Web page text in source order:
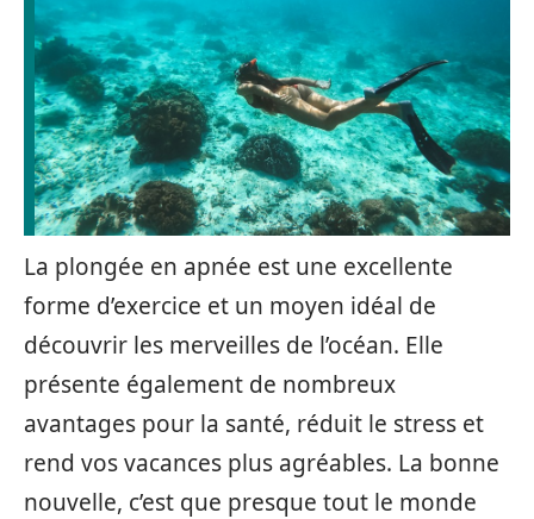
La plongée en apnée est une excellente
forme d’exercice et un moyen idéal de
découvrir les merveilles de l’océan. Elle
présente également de nombreux
avantages pour la santé, réduit le stress et
rend vos vacances plus agréables. La bonne
nouvelle, c’est que presque tout le monde